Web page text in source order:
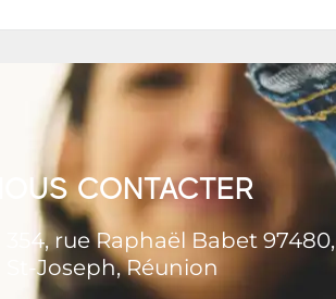
NOUS CONTACTER
354, rue Raphaël Babet 97480,
St-Joseph, Réunion